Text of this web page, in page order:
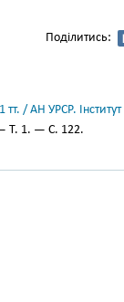
Поділитись:
тт. / АН УРСР.
Т. 1. — С. 122.